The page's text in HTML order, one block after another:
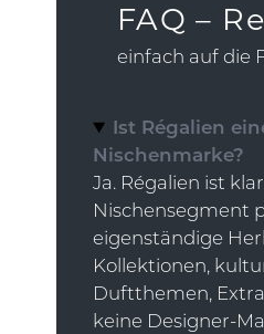
FAQ –
einfach auf die
Ist Régalien
Nischenmarke?
Ja. Régalien ist
Nischensegment
eigenständige
Kollektionen,
Duftthemen,
keine Designer-